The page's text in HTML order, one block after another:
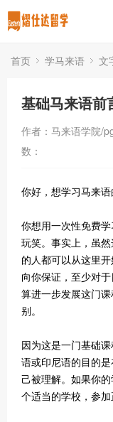
首页 学马来语 文
基础马来语前
作者：马来语学院/
数：
你好，想学习马来语
你想用一次性免费
玩笑。事实上，虽
的人都可以从这里
向你保证，至少对
算进一步发展这门
别。
因为这是一门基础
语或印尼语的目的
己被理解。如果你
个适当的学校，参加